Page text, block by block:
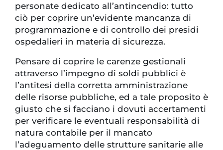
personate dedicato all’antincendio: tutto
ciò per coprire un’evidente mancanza di
programmazione e di controllo dei presidi
ospedalieri in materia di sicurezza.
Pensare di coprire le carenze gestionali
attraverso l’impegno di soldi pubblici è
l’antitesi della corretta amministrazione
delle risorse pubbliche, ed a tale proposito è
giusto che si facciano i dovuti accertamenti
per verificare le eventuali responsabilità di
natura contabile per il mancato
l’adeguamento delle strutture sanitarie alle